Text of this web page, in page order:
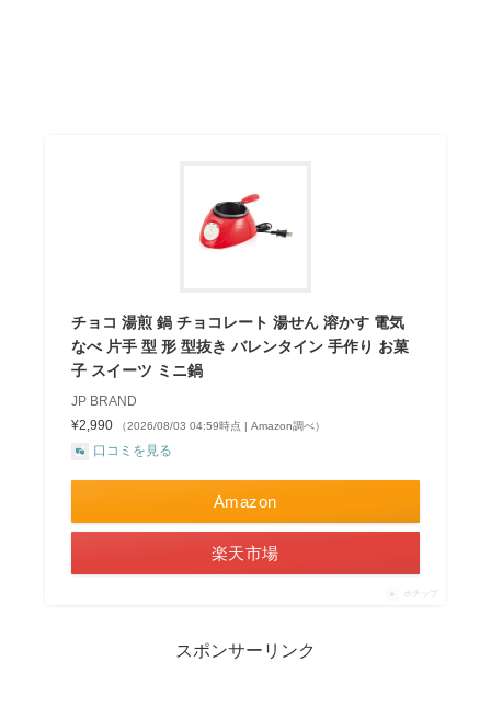
チョコ 湯煎 鍋 チョコレート 湯せん 溶かす 電気
なべ 片手 型 形 型抜き バレンタイン 手作り お菓
子 スイーツ ミニ鍋
JP BRAND
¥2,990
（2026/08/03 04:59時点 | Amazon調べ）
口コミを見る
Amazon
楽天市場
ポチップ
スポンサーリンク